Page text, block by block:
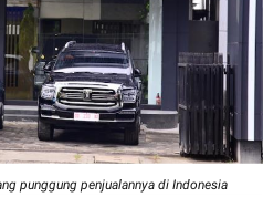
punggung penjualannya di Indonesia